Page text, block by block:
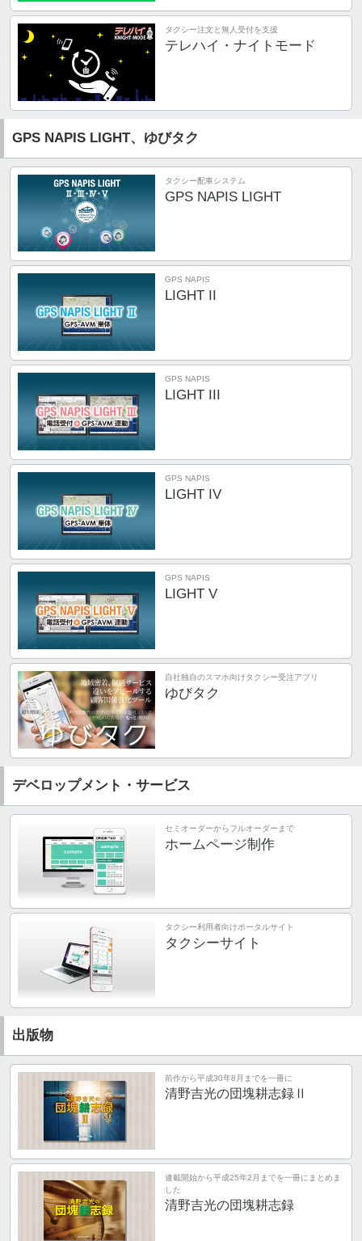
タクシー注文と無人受付を支援
テレハイ・ナイトモード
GPS NAPIS LIGHT、ゆびタク
タクシー配車システム
GPS NAPIS LIGHT
GPS NAPIS
LIGHT II
GPS NAPIS
LIGHT III
GPS NAPIS
LIGHT IV
GPS NAPIS
LIGHT V
自社独自のスマホ向けタクシー受注アプリ
ゆびタク
デベロップメント・サービス
セミオーダーからフルオーダーまで
ホームページ制作
タクシー利用者向けポータルサイト
タクシーサイト
出版物
前作から平成30年8月までを一冊に
清野吉光の団塊耕志録Ⅱ
連載開始から平成25年2月までを一冊にまとめま
した
清野吉光の団塊耕志録